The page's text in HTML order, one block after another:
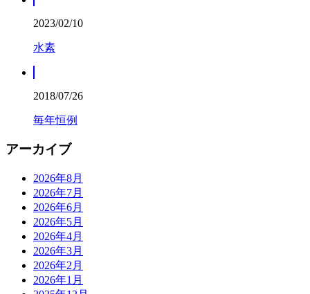
2023/02/10
水素
2018/07/26
毎年恒例
アーカイブ
2026年8月
2026年7月
2026年6月
2026年5月
2026年4月
2026年3月
2026年2月
2026年1月